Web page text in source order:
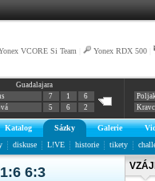
VCORE Si Team Yonex RDX 500
Guadalajara
7 1
6
5 6 2
Katalog Sázky Galerie
diskuse L!VE historie tikety
6:3